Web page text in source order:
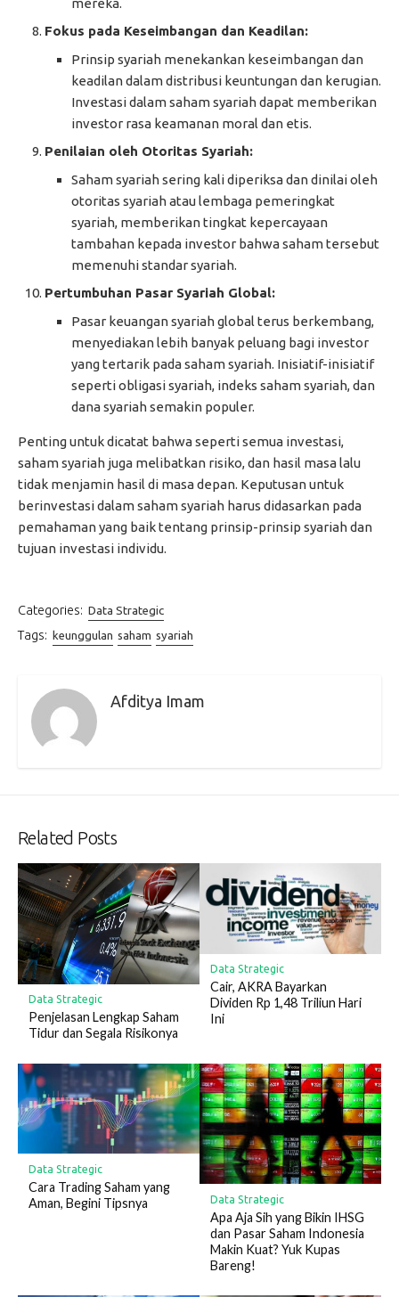
mereka.
Fokus pada Keseimbangan dan Keadilan:
Prinsip syariah menekankan keseimbangan dan
keadilan dalam distribusi keuntungan dan kerugian.
Investasi dalam saham syariah dapat memberikan
investor rasa keamanan moral dan etis.
Penilaian oleh Otoritas Syariah:
Saham syariah sering kali diperiksa dan dinilai oleh
otoritas syariah atau lembaga pemeringkat
syariah, memberikan tingkat kepercayaan
tambahan kepada investor bahwa saham tersebut
memenuhi standar syariah.
Pertumbuhan Pasar Syariah Global:
Pasar keuangan syariah global terus berkembang,
menyediakan lebih banyak peluang bagi investor
yang tertarik pada saham syariah. Inisiatif-inisiatif
seperti obligasi syariah, indeks saham syariah, dan
dana syariah semakin populer.
Penting untuk dicatat bahwa seperti semua investasi,
saham syariah juga melibatkan risiko, dan hasil masa lalu
tidak menjamin hasil di masa depan. Keputusan untuk
berinvestasi dalam saham syariah harus didasarkan pada
pemahaman yang baik tentang prinsip-prinsip syariah dan
tujuan investasi individu.
Categories: Data Strategic
Tags: keunggulan saham syariah
Afditya Imam
Related Posts
Data Strategic
Penjelasan Lengkap Saham
Tidur dan Segala Risikonya
Data Strategic
Cair, AKRA Bayarkan
Dividen Rp 1,48 Triliun Hari
Ini
Data Strategic
Cara Trading Saham yang
Aman, Begini Tipsnya
Data Strategic
Apa Aja Sih yang Bikin IHSG
dan Pasar Saham Indonesia
Makin Kuat? Yuk Kupas
Bareng!